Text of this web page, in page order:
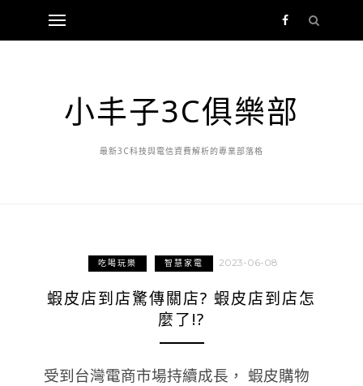
小丰子3C俱樂部
最新3C科技與電信資費解析的專業部落格
吃喝玩樂 智慧家電 2023-06-08
蝦皮店到店驚傳關店? 蝦皮店到店怎
麼了!?
受到台灣電商市場持續成長， 蝦皮購物